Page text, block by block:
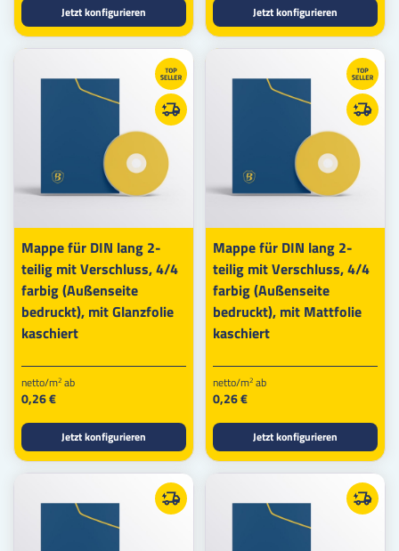
Jetzt konfigurieren Jetzt konfigurieren
Mappe für DIN lang 2-
teilig mit Verschluss, 4/4
farbig (Außenseite
bedruckt), mit Glanzfolie
kaschiert
netto/m2 ab
0,26 €
Jetzt konfigurieren
Mappe für DIN lang 2-
teilig mit Verschluss, 4/4
farbig (Außenseite
bedruckt), mit Mattfolie
kaschiert
netto/m2 ab
0,26 €
Jetzt konfigurieren